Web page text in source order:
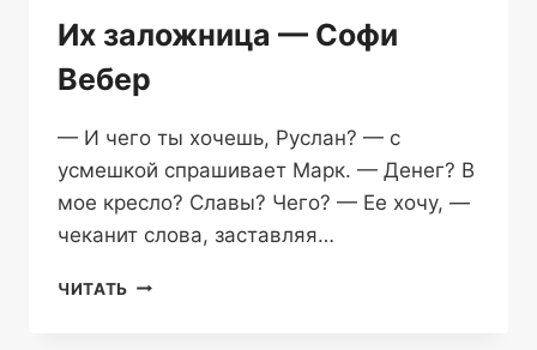
Их заложница — Софи
Вебер
— И чего ты хочешь, Руслан? — с
усмешкой спрашивает Марк. — Денег? В
мое кресло? Славы? Чего? — Ее хочу, —
чеканит слова, заставляя…
ЧИТАТЬ ИХ